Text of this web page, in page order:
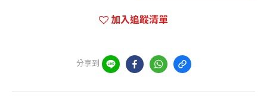
加入追蹤清單
分享到